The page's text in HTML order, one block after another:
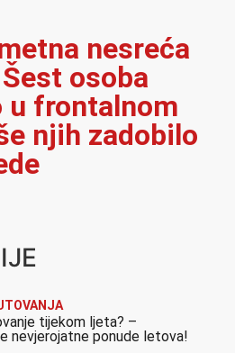
nesreća
osoba
u frontalnom
njih zadobilo
tijekom ljeta? –
nevjerojatne ponude letova!